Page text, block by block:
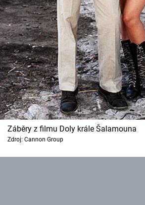
Záběry z filmu Doly krále Šalamouna
Zdroj: Cannon Group